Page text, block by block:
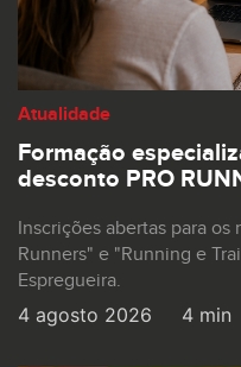
Atualidade
Formação
desconto PRO
Inscrições abertas para
Runners" e "Running e
Espregueira.
4 agosto 2026 4 min